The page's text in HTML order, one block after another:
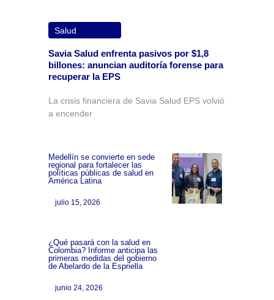
Salud
Savia Salud enfrenta pasivos por $1,8
billones: anuncian auditoría forense para
recuperar la EPS
La crisis financiera de Savia Salud EPS volvió
a encender
Medellín se convierte en sede
regional para fortalecer las
políticas públicas de salud en
América Latina
julio 15, 2026
¿Qué pasará con la salud en
Colombia? Informe anticipa las
primeras medidas del gobierno
de Abelardo de la Espriella
junio 24, 2026